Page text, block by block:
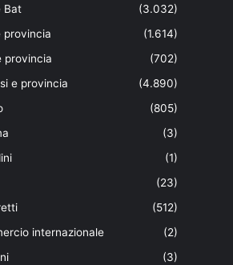
Bat
(3.032)
provincia
(1.614)
provincia
(702)
e provincia
(4.890)
(805)
(3)
(1)
(23)
(512)
internazionale
(2)
(3)